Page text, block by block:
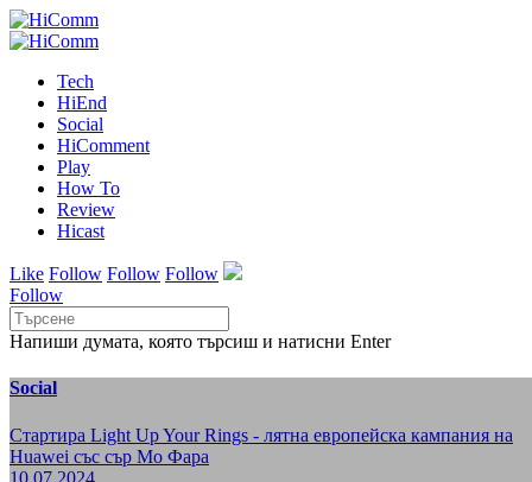
Tech
HiEnd
Social
HiComment
Play
How To
Review
Hicast
Like Follow Follow Follow
Follow
Напиши думата, която търсиш и натисни Enter
Social
Стартира Light Up Your Rings - лятна европейска кампания на
Huawei със сър Мо Фара
10.07.2024